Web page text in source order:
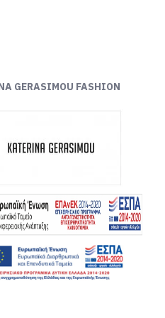
GERASIMOU FASHION